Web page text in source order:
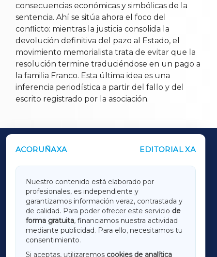
consecuencias económicas y simbólicas de la
sentencia. Ahí se sitúa ahora el foco del
conflicto: mientras la justicia consolida la
devolución definitiva del pazo al Estado, el
movimiento memorialista trata de evitar que la
resolución termine traduciéndose en un pago a
la familia Franco. Esta última idea es una
inferencia periodística a partir del fallo y del
escrito registrado por la asociación.
ACORUÑAXA EDITORIAL XA
Nuestro contenido está elaborado por
profesionales, es independiente y
garantizamos información veraz, contrastada y
de calidad. Para poder ofrecer este servicio de
forma gratuita, financiamos nuestra actividad
mediante publicidad. Para ello, necesitamos tu
consentimiento.
Si aceptas, utilizaremos cookies de analítica
OUTROS PERIÓDICOS
LUGOXA
TERRACHAXA